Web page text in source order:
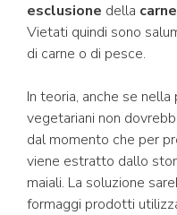
esclusione della carne
Vietati quindi sono
di carne o di pesce.
In teoria, anche se
vegetariani non
dal momento che per
viene estratto dallo
maiali. La soluzione
formaggi prodotti